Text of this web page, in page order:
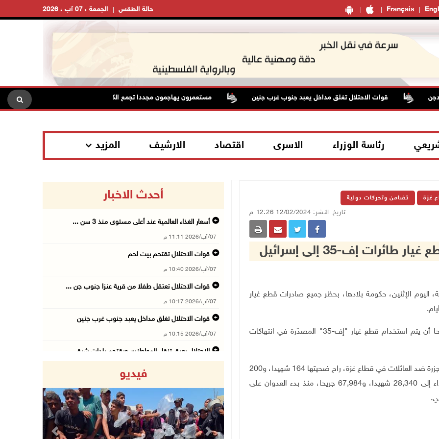
Français الجمعة ، 07 آب ، 2026 حالة الطقس
قوات الاحتلال تغلق مداخل يعبد جنوب غرب جنين مستعمرون يهاجمون مجددا تجمع الكعابنة شرق الطيبة برام الله
رئاسة الوزراء الاسرى اقتصاد الارشيف المزيد
غزة تضامن وتحركات دولية
تاريخ النشر: 12/02/2024 12:26 م
إف-35 إلى إسرائيل
اليوم الإثنين، حكومة بلادها، بحظر جميع صادرات قطع غيار
.
أن يتم استخدام قطع غيار "إف-35"
المصدّرة في انتهاكات
وفي حصيلة غير نهائية، ارتكب الاحتلال الإسرائيلي 19 مجزرة ضد العائلات في قطاع غزة، راح ضحيتها 164 شهيدا، و200
جريح، خلال الساعات الـ24 الماضية، وارتفع عدد الشهداء إلى 28,340 شهيدا، و67,984 جريحا، منذ بدء العدوان على
.
أحدث الاخبار
أسعار الغذاء العالمية عند أعلى مستوى منذ 3 سن ...
07/آب/2026 11:11 م
قوات الاحتلال تقتحم بيت لحم
07/آب/2026 10:40 م
قوات الاحتلال تعتقل طفلا من قرية عنزا جنوب جن ...
07/آب/2026 10:17 م
قوات الاحتلال تغلق مداخل يعبد جنوب غرب جنين
07/آب/2026 10:15 م
الاحتلال يعيق تنقل المواطنين ويقتحم بلدات شرق ...
07/آب/2026 08:48 م
نادي الأسير: تجديد أمرَ منع زيارات الأسرى إجر ...
07/آب/2026 08:24 م
فيديو
Previous Next